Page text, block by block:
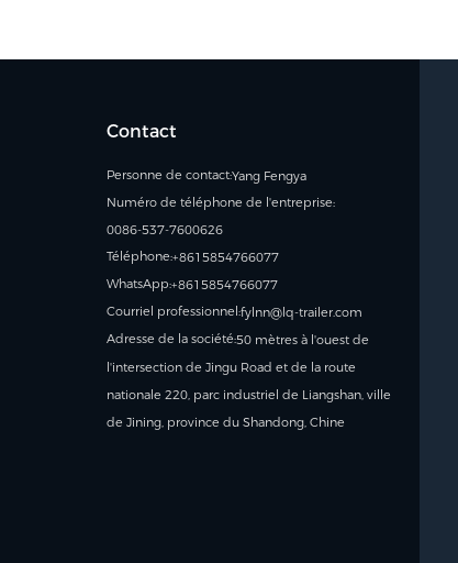
Contact
Personne de contact:Yang Fengya
Numéro de téléphone de l'entreprise:
0086-537-7600626
Téléphone:+8615854766077
WhatsApp:+8615854766077
Courriel professionnel:fylnn@lq-trailer.com
Adresse de la société:50 mètres à l'ouest de
l'intersection de Jingu Road et de la route
nationale 220, parc industriel de Liangshan, ville
de Jining, province du Shandong, Chine